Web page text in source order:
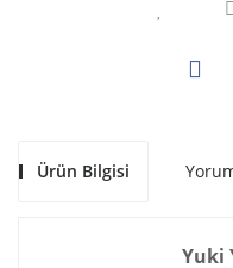
Ürün Bilgisi
Yuki